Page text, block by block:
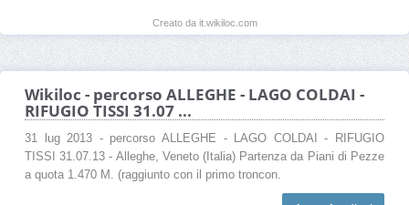
Creato da it.wikiloc.com
Wikiloc - percorso ALLEGHE - LAGO COLDAI -
RIFUGIO TISSI 31.07 ...
31 lug 2013 - percorso ALLEGHE - LAGO COLDAI - RIFUGIO
TISSI 31.07.13 - Alleghe, Veneto (Italia) Partenza da Piani di Pezze
a quota 1.470 M. (raggiunto con il primo troncon.